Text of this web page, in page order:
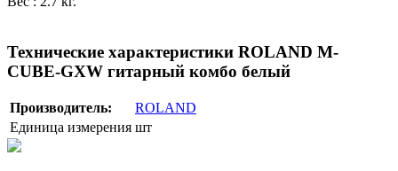
Технические характеристики ROLAND M-
CUBE-GXW гитарный комбо белый
Производитель:
ROLAND
Единица измерения шт